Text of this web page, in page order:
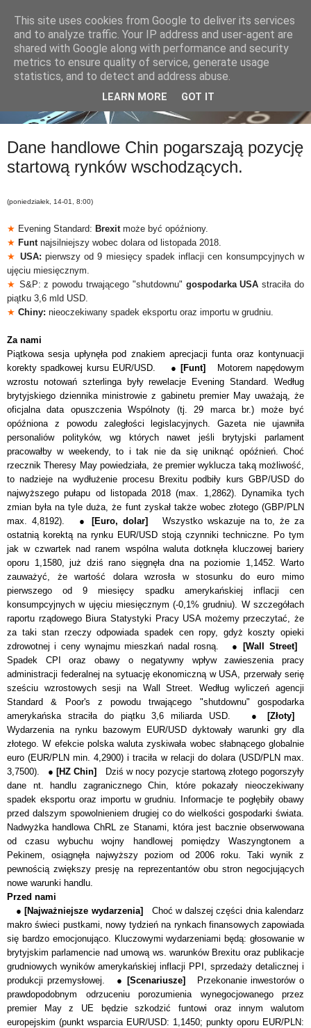
Dane handlowe Chin pogarszają pozycję
startową rynków wschodzących.
(poniedziałek, 14-01, 8:00)
★ Evening Standard: Brexit może być opóźniony.
★ Funt najsilniejszy wobec dolara od listopada 2018.
★ USA: pierwszy od 9 miesięcy spadek inflacji cen konsumpcyjnych w
ujęciu miesięcznym.
★ S&P: z powodu trwającego "shutdownu" gospodarka USA straciła do
piątku 3,6 mld USD.
★ Chiny: nieoczekiwany spadek eksportu oraz importu w grudniu.
Za nami
Piątkowa sesja upłynęła pod znakiem aprecjacji funta oraz kontynuacji
korekty spadkowej kursu EUR/USD. ●[Funt] Motorem napędowym
wzrostu notowań szterlinga były rewelacje Evening Standard. Według
brytyjskiego dziennika ministrowie z gabinetu premier May uważają, że
oficjalna data opuszczenia Wspólnoty (tj. 29 marca br.) może być
opóźniona z powodu zaległości legislacyjnych. Gazeta nie ujawniła
personaliów polityków, wg których nawet jeśli brytyjski parlament
pracowałby w weekendy, to i tak nie da się uniknąć opóźnień. Choć
rzecznik Theresy May powiedziała, że premier wyklucza taką możliwość,
to nadzieje na wydłużenie procesu Brexitu podbiły kurs GBP/USD do
najwyższego pułapu od listopada 2018 (max. 1,2862). Dynamika tych
zmian była na tyle duża, że funt zyskał także wobec złotego (GBP/PLN
max. 4,8192). ● [Euro, dolar] Wszystko wskazuje na to, że za
ostatnią korektą na rynku EUR/USD stoją czynniki techniczne. Po tym
jak w czwartek nad ranem wspólna waluta dotknęła kluczowej bariery
oporu 1,1580, już dziś rano sięgnęła dna na poziomie 1,1452. Warto
zauważyć, że wartość dolara wzrosła w stosunku do euro mimo
pierwszego od 9 miesięcy spadku amerykańskiej inflacji cen
konsumpcyjnych w ujęciu miesięcznym (-0,1% grudniu). W szczegółach
raportu rządowego Biura Statystyki Pracy USA możemy przeczytać, że
za taki stan rzeczy odpowiada spadek cen ropy, gdyż koszty opieki
zdrowotnej i ceny wynajmu mieszkań nadal rosną. ●[Wall Street]
Spadek CPI oraz obawy o negatywny wpływ zawieszenia pracy
administracji federalnej na sytuację ekonomiczną w USA, przerwały serię
sześciu wzrostowych sesji na Wall Street. Według wyliczeń agencji
Standard & Poor's z powodu trwającego "shutdownu" gospodarka
amerykańska straciła do piątku 3,6 miliarda USD. ●[Złoty]
Wydarzenia na rynku bazowym EUR/USD dyktowały warunki gry dla
złotego. W efekcie polska waluta zyskiwała wobec słabnącego globalnie
euro (EUR/PLN min. 4,2900) i traciła w relacji do dolara (USD/PLN max.
3,7500). ●[HZ Chin] Dziś w nocy pozycje startową złotego pogorszyły
dane nt. handlu zagranicznego Chin, które pokazały nieoczekiwany
spadek eksportu oraz importu w grudniu. Informacje te pogłębiły obawy
przed dalszym spowolnieniem drugiej co do wielkości gospodarki świata.
Nadwyżka handlowa ChRL ze Stanami, która jest bacznie obserwowana
od czasu wybuchu wojny handlowej pomiędzy Waszyngtonem a
Pekinem, osiągnęła najwyższy poziom od 2006 roku. Taki wynik z
pewnością zwiększy presję na reprezentantów obu stron negocjujących
nowe warunki handlu.
Przed nami
●[Najważniejsze wydarzenia] Choć w dalszej części dnia kalendarz
makro świeci pustkami , nowy tydzień na rynkach finansowych zapowiada
się bardzo emocjonująco. Kluczowymi wydarzeniami będą: głosowanie w
brytyjskim parlamencie nad umową ws. warunków Brexitu oraz publikacje
grudniowych wyników amerykańskiej inflacji PPI, sprzedaży detalicznej i
produkcji przemysłowej. ● [Scenariusze]Przekonanie inwestorów o
prawdopodobnym odrzuceniu porozumienia wynegocjowanego przez
premier May z UE będzie szkodzić funtowi oraz innym walutom
europejskim (punkt wsparcia EUR/USD: 1,1450; punkty oporu EUR/PLN:
This site uses cookies from Google to deliver its services
and to analyze traffic. Your IP address and user-agent are
shared with Google along with performance and security
metrics to ensure quality of service, generate usage
statistics, and to detect and address abuse.
LEARN MORE GOT IT